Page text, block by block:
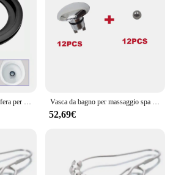
385311658 guarnizione a sfera per wc per Dom-etic 300/310/320 RV rimorchio per camper guarnizioni per wc sostituzione gomma nera 100mm Vasca da bagno per massaggio spa Getto a bolle d'aria, superficie cromata da 12 pezzi, sfera in acciaio da 12 pezzi, non include base bianca
52,69€